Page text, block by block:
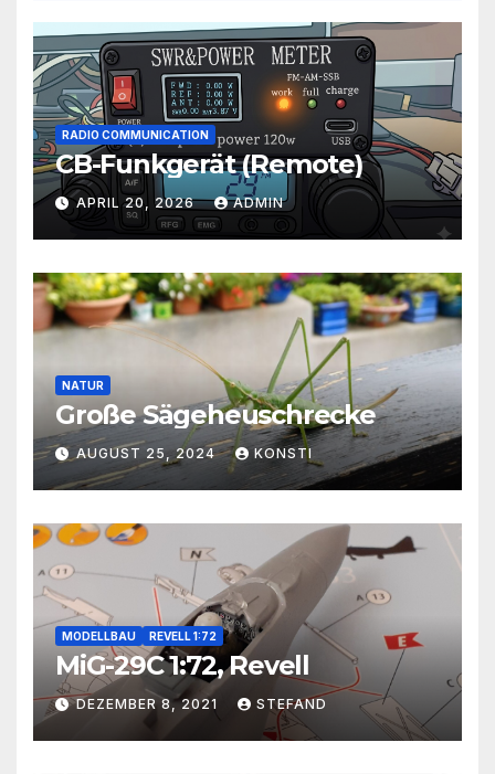
RADIO COMMUNICATION
CB-Funkgerät (Remote)
APRIL 20, 2026 ADMIN
NATUR
Große Sägeheuschrecke
AUGUST 25, 2024 KONSTI
MODELLBAU REVELL 1:72
MiG-29C 1:72, Revell
DEZEMBER 8, 2021 STEFAND